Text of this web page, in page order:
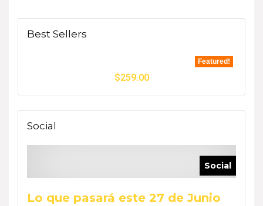
Best Sellers
Featured!
$259.00
Social
Social
Lo que pasará este 27 de Junio